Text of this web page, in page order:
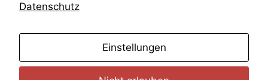
Datenschutz
Einstellungendieser Website
sind optional.